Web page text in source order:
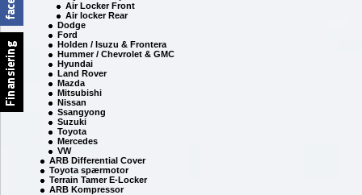
Air Locker Front
Air locker Rear
Dodge
Ford
Holden / Isuzu & Frontera
Hummer / Chevrolet & GMC
Hyundai
Land Rover
Mazda
Mitsubishi
Nissan
Ssangyong
Suzuki
Toyota
Mercedes
VW
ARB Differential Cover
Toyota spærmotor
Terrain Tamer E-Locker
ARB Kompressor